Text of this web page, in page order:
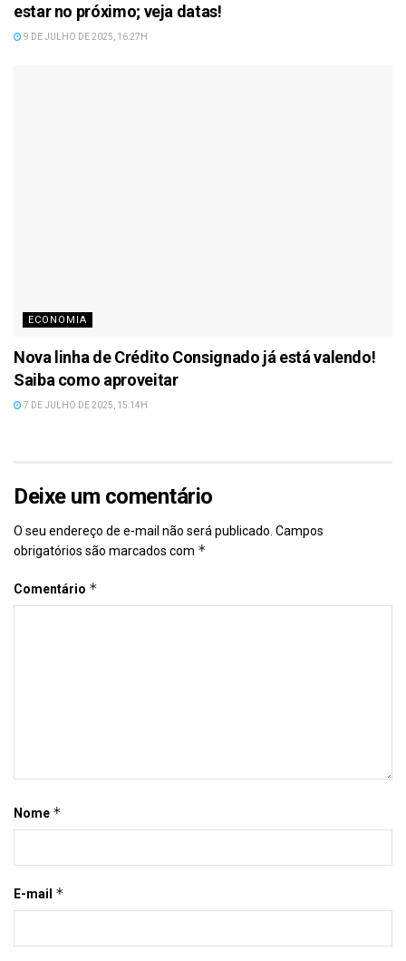
estar no próximo; veja datas!
9 DE JULHO DE 2025, 16:27H
ECONOMIA
Nova linha de Crédito Consignado já está valendo!
Saiba como aproveitar
7 DE JULHO DE 2025, 15:14H
Deixe um comentário
O seu endereço de e-mail não será publicado. Campos
obrigatórios são marcados com *
Comentário *
Nome *
E-mail *